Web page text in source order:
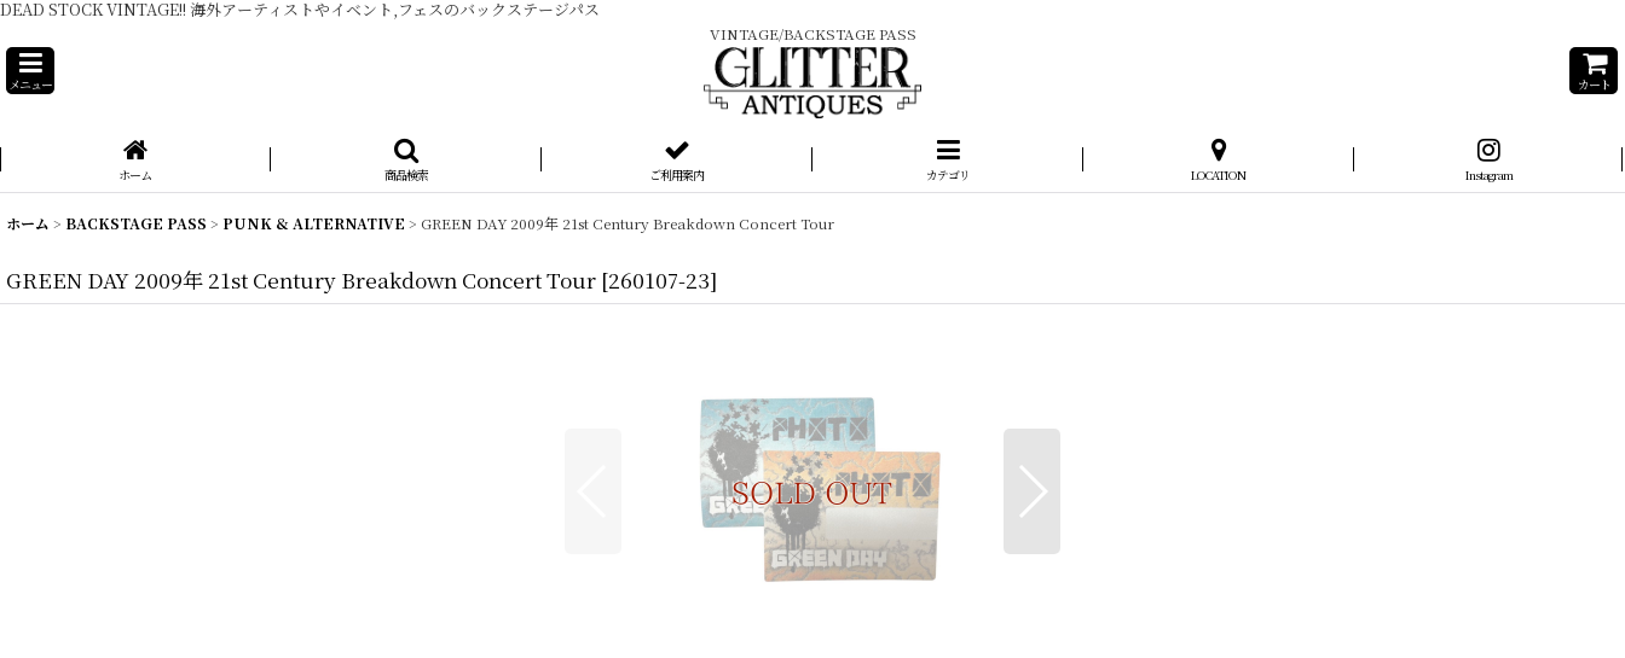
DEAD STOCK VINTAGE!! 海外アーティストやイベント,フェスのバックステージパス
VINTAGE/BACKSTAGE PASS
メニュー カート
ホーム 商品検索 ご利用案内 カテゴリ LOCATION Instagram
ホーム > BACKSTAGE PASS > PUNK & ALTERNATIVE > GREEN DAY 2009年 21st Century Breakdown Concert Tour
GREEN DAY 2009年 21st Century Breakdown Concert Tour [260107-23]